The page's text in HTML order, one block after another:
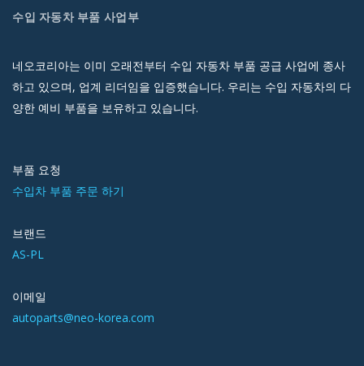
수입 자동차 부품 사업부
네오코리아는 이미 오래전부터 수입 자동차 부품 공급 사업에 종사
하고 있으며, 업계 리더임을 입증했습니다. 우리는 수입 자동차의 다
양한 예비 부품을 보유하고 있습니다.
부품 요청
수입차 부품 주문 하기
브랜드
AS-PL
이메일
autoparts@neo-korea.com